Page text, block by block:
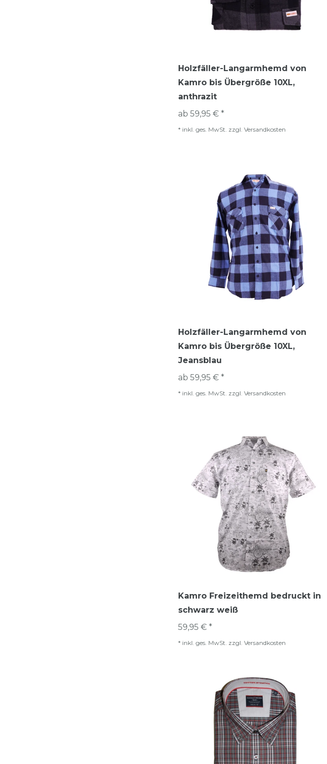
Holzfäller-Langarmhemd von
Kamro bis Übergröße 10XL,
anthrazit
ab 59,95 € *
* inkl. ges. MwSt. zzgl. Versandkosten
Holzfäller-Langarmhemd von
Kamro bis Übergröße 10XL,
Jeansblau
ab 59,95 € *
* inkl. ges. MwSt. zzgl. Versandkosten
Kamro Freizeithemd bedruckt in
schwarz weiß
59,95 € *
* inkl. ges. MwSt. zzgl. Versandkosten